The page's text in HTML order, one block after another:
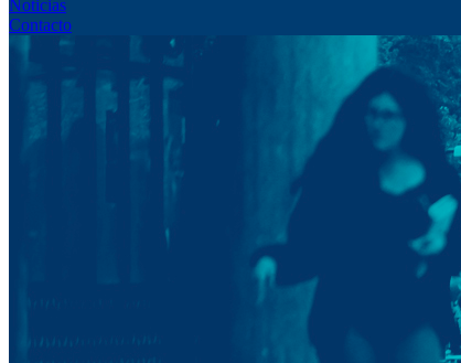
Noticias
Contacto